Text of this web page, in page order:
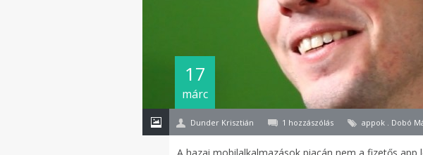
17
márc
Dunder Krisztián 1 hozzászólás appok . Dobó